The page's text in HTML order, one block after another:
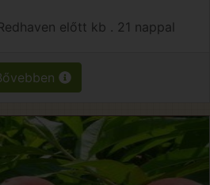
előtt kb . 21 nappal